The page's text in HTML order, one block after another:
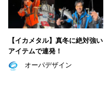
【イカメタル】真冬に絶対強い
アイテムで連発！
オーパデザイン